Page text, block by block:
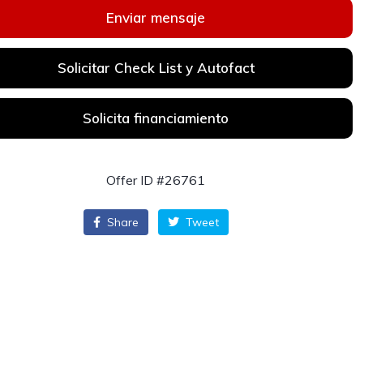
Enviar mensaje
Solicitar Check List y Autofact
Solicita financiamiento
Offer ID #26761
Share Tweet